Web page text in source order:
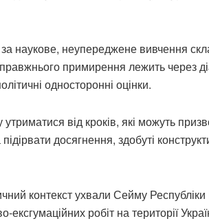
наукове, неупереджене вивчення
примирення лежить через
односторонні оцінки.
від кроків, які можуть
досягнення, здобуті
контекст ухвали Сейму
робіт на території